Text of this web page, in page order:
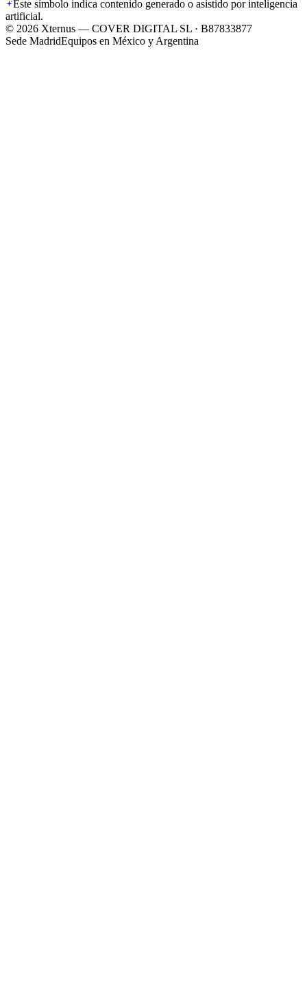
Este símbolo indica contenido generado o asistido por inteligencia
artificial.
© 2026 Xternus — COVER DIGITAL SL · B87833877
Sede MadridEquipos en México y Argentina